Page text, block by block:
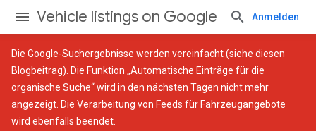
Vehicle listings on Google Anmelden
Die Google-Suchergebnisse werden vereinfacht (siehe diesen
Blogbeitrag). Die Funktion „Automatische Einträge für die
organische Suche“ wird in den nächsten Tagen nicht mehr
angezeigt. Die Verarbeitung von Feeds für Fahrzeugangebote
wird ebenfalls beendet.